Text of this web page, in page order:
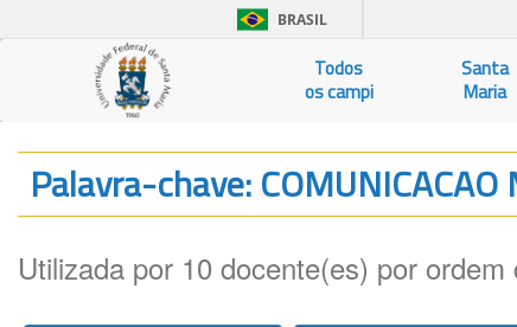
BRASIL
Todos
os campi
Santa
Maria
Palavra-chave: COMUNICACAO
Utilizada por 10 docente(es) por ordem